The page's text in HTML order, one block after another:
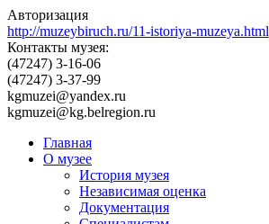
Авторизация
http://muzeybiruch.ru/11-istoriya-muzeya.html
Контакты музея:
(47247) 3-16-06
(47247) 3-37-99
kgmuzei@yandex.ru
kgmuzei@kg.belregion.ru
Главная
О музее
История музея
Независимая оценка
Документация